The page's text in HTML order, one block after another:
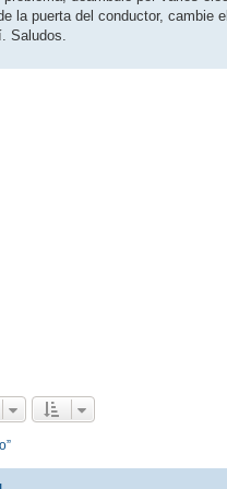
la puerta del conductor, cambie
Saludos.